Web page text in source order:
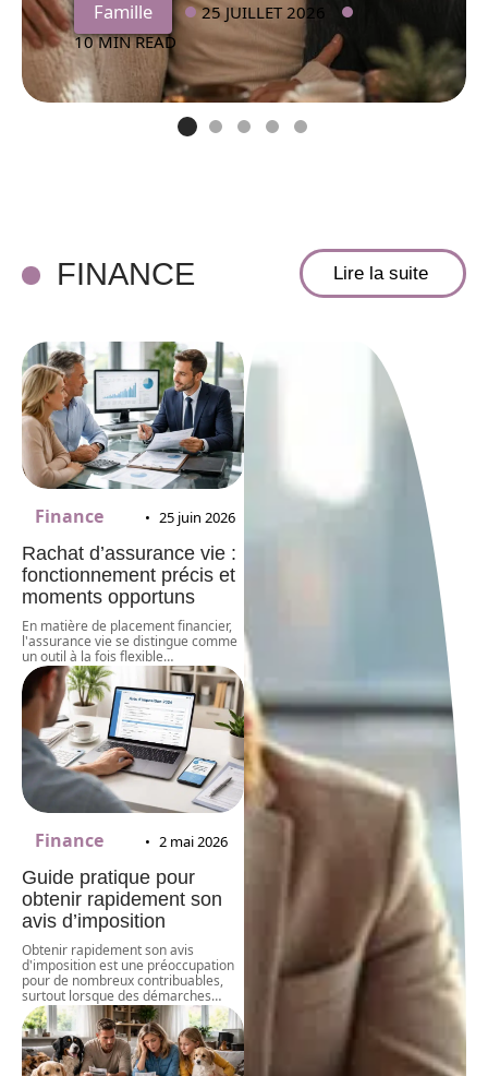
Famille
25 JUILLET 2026
10 MIN READ
FINANCE Lire la suite
Finance 25 juin 2026
Rachat d’assurance vie :
fonctionnement précis et
moments opportuns
En matière de placement financier,
l'assurance vie se distingue comme
un outil à la fois flexible…
Finance 2 mai 2026
Guide pratique pour
obtenir rapidement son
avis d’imposition
Obtenir rapidement son avis
d'imposition est une préoccupation
pour de nombreux contribuables,
surtout lorsque des démarches…